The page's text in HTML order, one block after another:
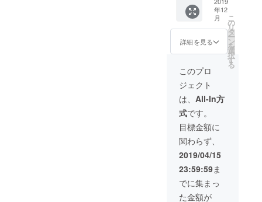
表示い
たしま
す。 ※
コード
を事前
にお送
りしま
すの
で、ア
プリリ
リース
後DLい
ただ
き、そ
のコー
ドをガ
イドに
沿って
入力い
ただく
と、プ
年12
月
詳細を見る
こ
の
リ
タ
ー
ン
を
選
択
す
る
このプロ
ジェクト
は、 All-In方
式です。
目標金額に
関わらず、
2019/04/15
23:59:59ま
でに集まっ
た金額が